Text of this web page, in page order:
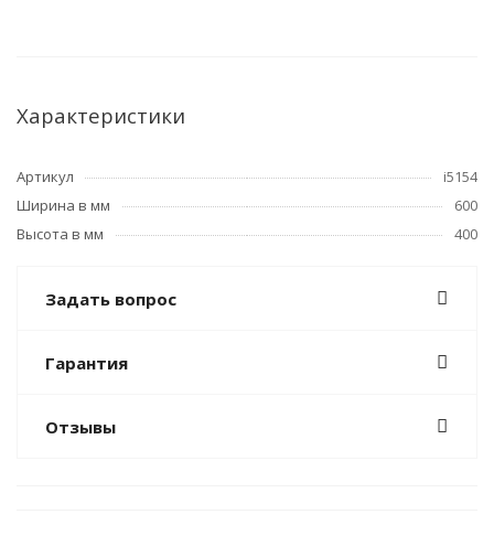
Характеристики
Артикул
i5154
Ширина в мм
600
Высота в мм
400
Задать вопрос
Гарантия
Отзывы